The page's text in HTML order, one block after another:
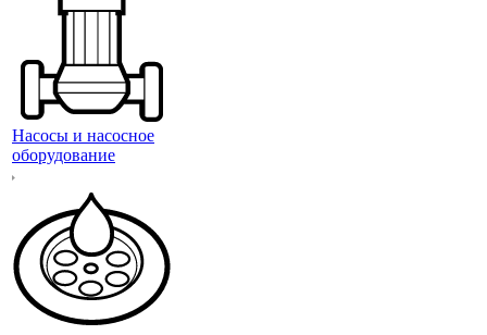
Насосы и насосное
оборудование